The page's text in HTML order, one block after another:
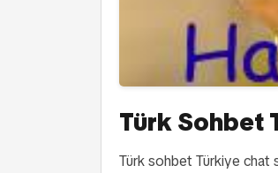
Türk Sohbet
Türk sohbet Türkiye chat